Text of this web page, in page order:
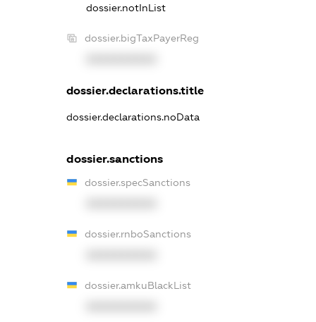
dossier.notInList
dossier.bigTaxPayerReg
dossier.declarations.title
dossier.declarations.noData
dossier.sanctions
dossier.specSanctions
dossier.rnboSanctions
dossier.amkuBlackList